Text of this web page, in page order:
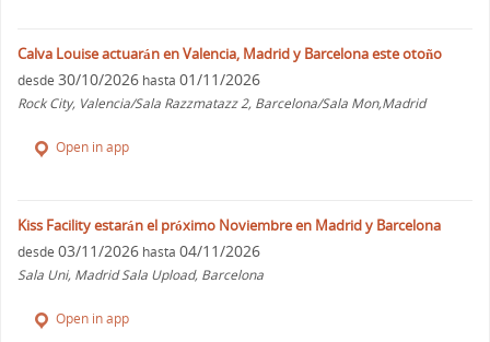
Calva Louise actuarán en Valencia, Madrid y Barcelona este otoño
desde 30/10/2026 hasta 01/11/2026
Rock City, Valencia/Sala Razzmatazz 2, Barcelona/Sala Mon,Madrid
Open in app
Kiss Facility estarán el próximo Noviembre en Madrid y Barcelona
desde 03/11/2026 hasta 04/11/2026
Sala Uni, Madrid Sala Upload, Barcelona
Open in app